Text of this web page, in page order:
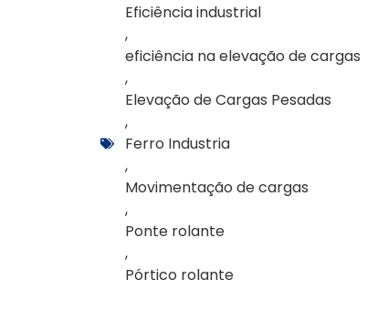
Eficiência industrial
,
eficiência na elevação de cargas
,
Elevação de Cargas Pesadas
,
Ferro Industria
,
Movimentação de cargas
,
Ponte rolante
,
Pórtico rolante